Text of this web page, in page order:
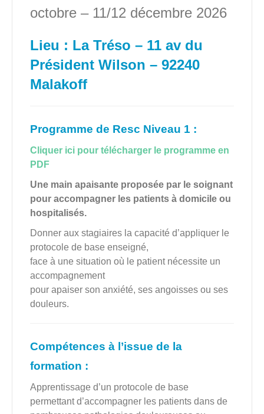
octobre – 11/12 décembre 2026
Lieu : La Tréso – 11 av du
Président Wilson – 92240
Malakoff
Programme de Resc Niveau 1 :
Cliquer ici pour télécharger le programme en
PDF
Une main apaisante proposée par le soignant
pour accompagner les patients à domicile ou
hospitalisés.
Donner aux stagiaires la capacité d’appliquer le
protocole de base enseigné,
face à une situation où le patient nécessite un
accompagnement
pour apaiser son anxiété, ses angoisses ou ses
douleurs.
Compétences à l’issue de la
formation :
Apprentissage d’un protocole de base
permettant d’accompagner les patients dans de